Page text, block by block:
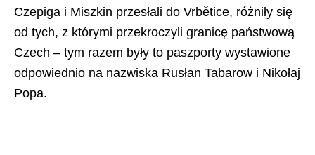
Czepiga i Miszkin przesłali do Vrbětice, różniły się
od tych, z którymi przekroczyli granicę państwową
Czech – tym razem były to paszporty wystawione
odpowiednio na nazwiska Rusłan Tabarow i Nikołaj
Popa.